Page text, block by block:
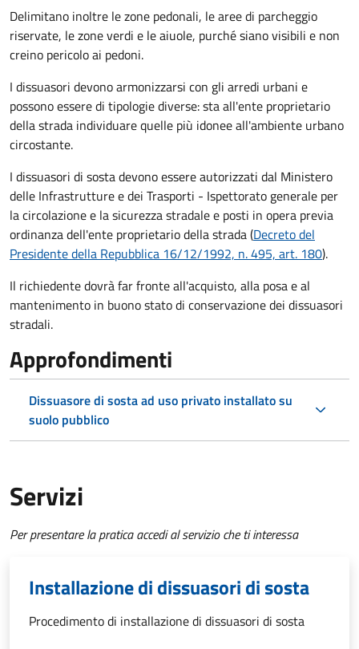
Delimitano inoltre le zone pedonali, le aree di parcheggio
riservate, le zone verdi e le aiuole, purché siano visibili e non
creino pericolo ai pedoni.
I dissuasori devono armonizzarsi con gli arredi urbani e
possono essere di tipologie diverse: sta all'ente proprietario
della strada individuare quelle più idonee all'ambiente urbano
circostante.
I dissuasori di sosta devono essere autorizzati dal Ministero
delle Infrastrutture e dei Trasporti - Ispettorato generale per
la circolazione e la sicurezza stradale e posti in opera previa
ordinanza dell'ente proprietario della strada (Decreto del
Presidente della Repubblica 16/12/1992, n. 495, art. 180).
Il richiedente dovrà far fronte all'acquisto, alla posa e al
mantenimento in buono stato di conservazionedei dissuasori
stradali.
Approfondimenti
Dissuasore di sosta ad uso privato installato su
suolo pubblico
Servizi
Per presentare la pratica accedi al servizio che ti interessa
Installazione di dissuasori di sosta
Procedimento di installazione di dissuasori di sosta